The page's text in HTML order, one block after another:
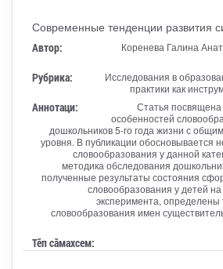
Современные тенденции развития
Автор:
Коренева Галина
Рубрика:
Исследования в
практики как
Аннотаци:
Статья посвящена
особенностей
дошкольников 5-го года жизни с
уровня. В публикации обосновывается
словообразования у данной
методика обследования
полученные результаты состояния
словообразования у детей
эксперимента, определены
словообразования имен
Тӗп сӑмахсем: